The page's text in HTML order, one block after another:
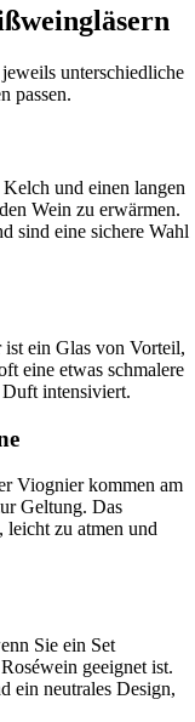
unterschiedliche
passen.
und einen langen
Wein zu erwärmen.
sind eine sichere Wahl
ein Glas von Vorteil,
eine etwas schmalere
intensiviert.
Viognier kommen am
Geltung. Das
leicht zu atmen und
Sie ein Set
geeignet ist.
ein neutrales Design,